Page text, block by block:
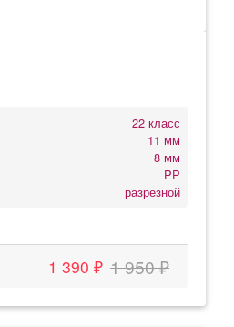
22 класс
11 мм
8 мм
PP
разрезной
1 390 ₽ 1 950 ₽